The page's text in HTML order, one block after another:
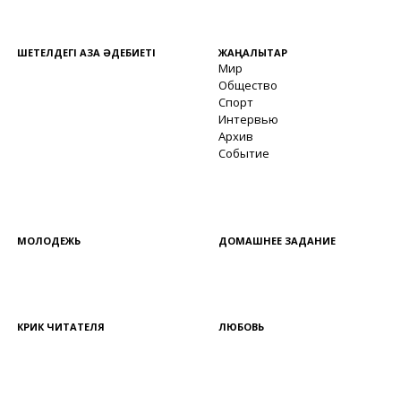
ШЕТЕЛДЕГІ ҚАЗАҚ ӘДЕБИЕТІ ЖАҢАЛЫҚТАР
Мир
Общество
Спорт
Интервью
Архив
Событие
МОЛОДЕЖЬ ДОМАШНЕЕ ЗАДАНИЕ
КРИК ЧИТАТЕЛЯ ЛЮБОВЬ